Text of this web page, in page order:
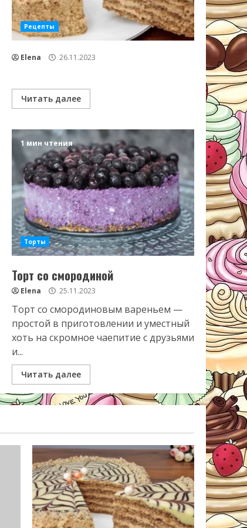
Рецепты
Elena 26.11.2023
Читать далее
1 мин чтения
Торты
Торт со смородиной
Elena 25.11.2023
Торт со смородиновым вареньем —
простой в приготовлении и уместный
хоть на скромное чаепитие с друзьями
и...
Читать далее